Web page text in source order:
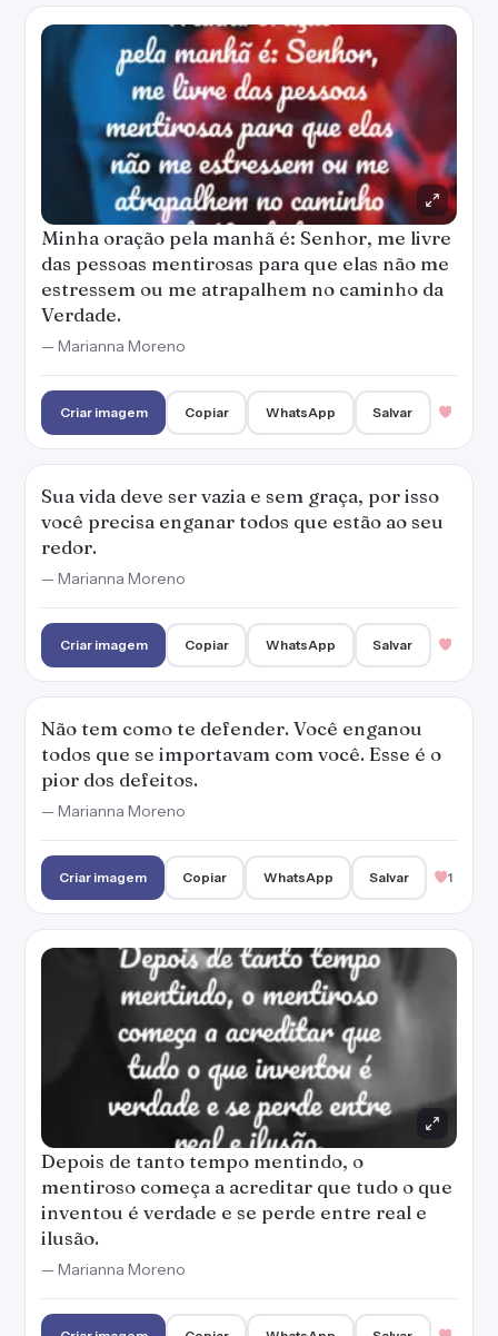
Minha oração pela manhã é: Senhor, me livre
das pessoas mentirosas para que elas não me
estressem ou me atrapalhem no caminho da
Verdade.
— Marianna Moreno
Criar imagem Copiar WhatsApp Salvar
Sua vida deve ser vazia e sem graça, por isso
você precisa enganar todos que estão ao seu
redor.
— Marianna Moreno
Criar imagem Copiar WhatsApp Salvar
Não tem como te defender. Você enganou
todos que se importavam com você. Esse é o
pior dos defeitos.
— Marianna Moreno
Criar imagem Copiar WhatsApp Salvar 1
Depois de tanto tempo mentindo, o
mentiroso começa a acreditar que tudo o que
inventou é verdade e se perde entre real e
ilusão.
— Marianna Moreno